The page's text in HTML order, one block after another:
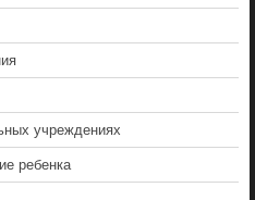
учреждениях
ребенка